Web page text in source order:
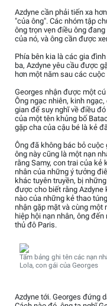
Azdyne cần phải tiến xa
"của ông". Các nhóm tập
ông trọn vẹn điều ông
của nó, và ông cần được
Phía bên kia là các gia
ba, Azdyne yêu cầu được
hơn một năm sau các cuộc
Georges nhận được một
Ông ngạc nhiên, kinh
gian để suy nghĩ về điều
của một tên khủng bố
gặp cha của cậu bé là kẻ
Ông đã không bác bỏ cuộc
ông này cũng là một nạn
rằng Samy, con trai của kẻ
nhân của những ý tưởng
khác tuyên truyền, bị
được cho biết rằng
nào của những kẻ thao
nhận gặp mặt và cùng một
hiệp hội nạn nhân, ông
thủ đô Paris.
Tấm bảng ghi tên các nạn
Lola, con gái của Georges
Azdyne tới. Georges đứng